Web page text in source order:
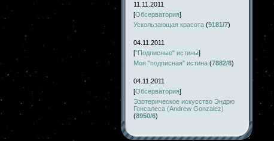
11.11.2011
[Обсерватория]
Ускользающая красота (9181/7)
04.11.2011
["Подписные" истины]
Моя "подписная" истина (7882/8)
04.11.2011
[Обсерватория]
Эзотерическое искусство Эндрю
Гонсалеса (Andrew Gonzalez)
(8950/6)